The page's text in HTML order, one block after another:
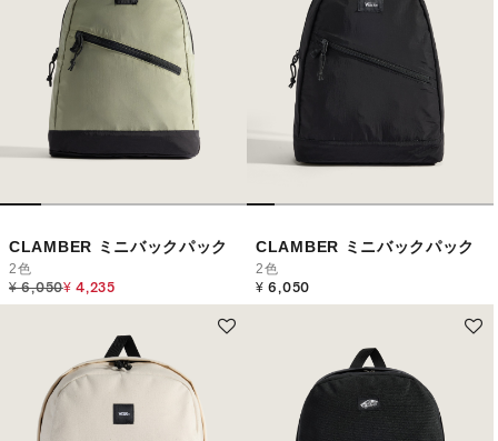
CLAMBER ミニバックパック
2色
Price reduced from
¥ 6,050to
¥ 4,235
CLAMBER ミニバックパック
2色
¥ 6,050